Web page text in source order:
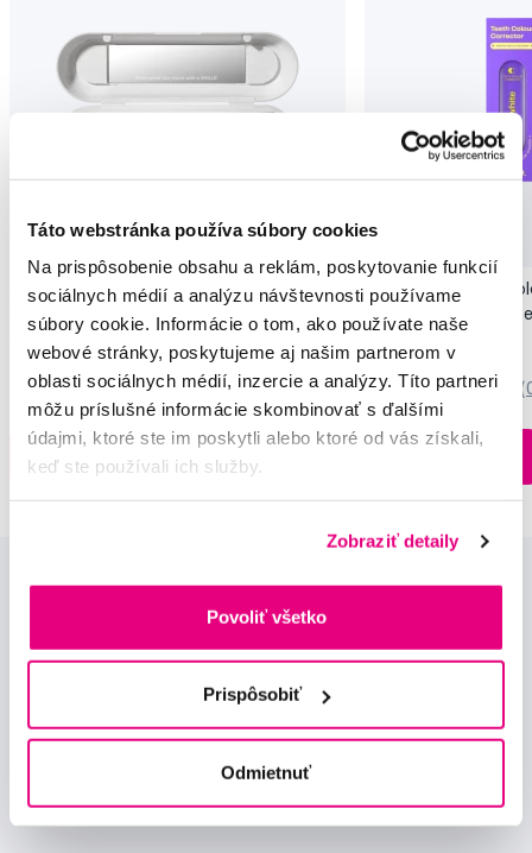
Táto webstránka používa súbory cookies
Na prispôsobenie obsahu a reklám, poskytovanie funkcií
sociálnych médií a analýzu návštevnosti používame
súbory cookie. Informácie o tom, ako používate naše
webové stránky, poskytujeme aj našim partnerom v
oblasti sociálnych médií, inzercie a analýzy. Títo partneri
môžu príslušné informácie skombinovať s ďalšími
údajmi, ktoré ste im poskytli alebo ktoré od vás získali,
keď ste používali ich služby.
Zobraziť detaily
Povoliť všetko
Prispôsobiť
Odmietnuť
Akcia
SMILLE Sonic Brush - Prémiová sonická
kefka s kónickými vláknami SANGI, biela
149,99 €
5,0/5 (27x)
Do košíku
Na sklade > 5 ks
Ihneď v3 prodejnách
Pop Instant Teeth
pre okamžitý bieliaci
10,90 €
0,0 /5
Novinky a nabídky